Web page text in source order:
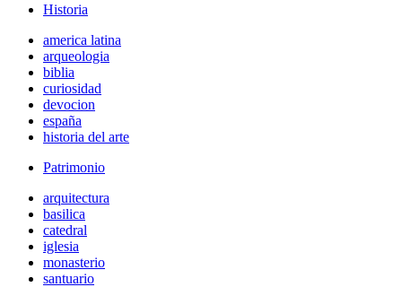
Historia
america latina
arqueologia
biblia
curiosidad
devocion
españa
historia del arte
Patrimonio
arquitectura
basilica
catedral
iglesia
monasterio
santuario